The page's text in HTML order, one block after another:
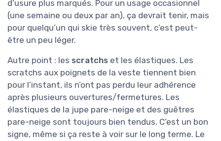
d’usure plus marqués. Pour un usage occasionnel
(une semaine ou deux par an), ça devrait tenir, mais
pour quelqu’un qui skie très souvent, c’est peut-
être un peu léger.
Autre point : les scratchs et les élastiques. Les
scratchs aux poignets de la veste tiennent bien
pour l’instant, ils n’ont pas perdu leur adhérence
après plusieurs ouvertures/fermetures. Les
élastiques de la jupe pare-neige et des guêtres
pare-neige sont toujours bien tendus. C’est un bon
signe, même si ça reste à voir sur le long terme. Le